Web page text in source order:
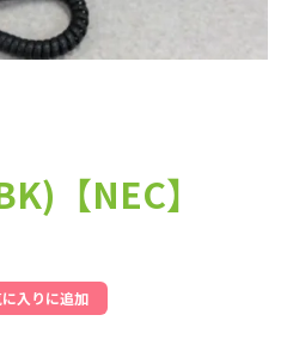
【NEC】
入りに追加